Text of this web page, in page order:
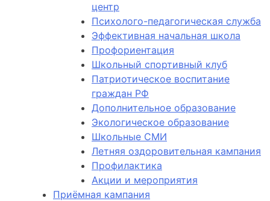
центр
Психолого-педагогическая служба
Эффективная начальная школа
Профориентация
Школьный спортивный клуб
Патриотическое воспитание
граждан РФ
Дополнительное образование
Экологическое образование
Школьные СМИ
Летняя оздоровительная кампания
Профилактика
Акции и мероприятия
Приёмная кампания